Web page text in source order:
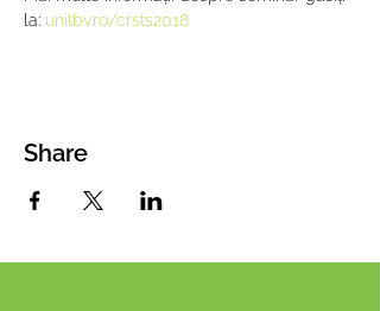
la: unitbv.ro/crsts2018
Share